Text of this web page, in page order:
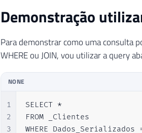
Demonstração
Para demonstrar como uma consulta
WHERE ou JOIN, vou utilizar a query
NONE
1
2
3
SELECT *
FROM _Clientes
WHERE